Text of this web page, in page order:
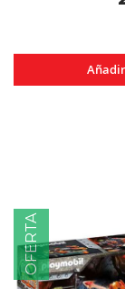
Añadir
OFERTA